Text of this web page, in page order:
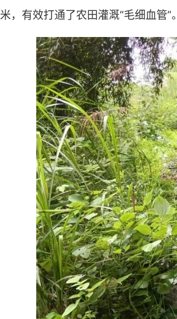
米，有效打通了农田灌溉“毛细血管”。